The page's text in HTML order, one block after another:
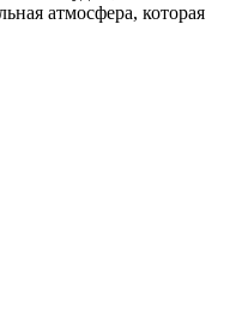
атмосфера, которая